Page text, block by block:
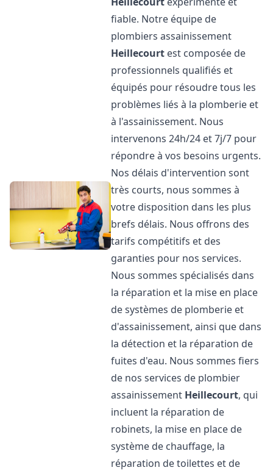
fiable. Notre équipe de
plombiers assainissement
Heillecourt est composée de
professionnels qualifiés et
équipés pour résoudre tous les
problèmes liés à la plomberie et
à l'assainissement. Nous
intervenons 24h/24 et 7j/7 pour
répondre à vos besoins urgents.
Nos délais d'intervention sont
très courts, nous sommes à
votre disposition dans les plus
brefs délais. Nous offrons des
tarifs compétitifs et des
garanties pour nos services.
Nous sommes spécialisés dans
la réparation et la mise en place
de systèmes de plomberie et
d'assainissement, ainsi que dans
la détection et la réparation de
fuites d'eau. Nous sommes fiers
de nos services de plombier
assainissement Heillecourt, qui
incluent la réparation de
robinets, la mise en place de
système de chauffage, la
réparation de toilettes et de